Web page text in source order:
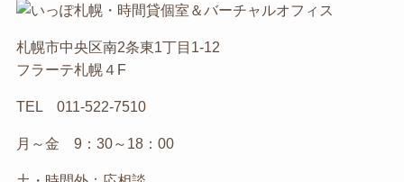
札幌市中央区南2条東1丁目1-12
フラーテ札幌４F
TEL 011-522-7510
月～金 9：30～18：00